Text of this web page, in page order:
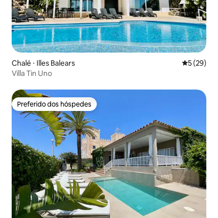
Chalé ⋅ Illes Balears 5 de uma
5 (29)
Villa Tin Uno
Preferido dos hóspedes
Preferido dos hóspedes